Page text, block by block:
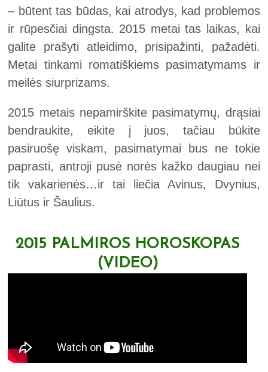
– būtent tas būdas, kai atrodys, kad problemos
ir rūpesčiai dingsta. 2015 metai tas laikas, kai
galite prašyti atleidimo, prisipažinti, pažadėti.
Metai tinkami romatiškiems pasimatymams ir
meilės siurprizams.
2015 metais nepamirškite pasimatymų, drąsiai
bendraukite, eikite į juos, tačiau būkite
pasiruošę viskam, pasimatymai bus ne tokie
paprasti, antroji pusė norės kažko daugiau nei
tik vakarienės…ir tai liečia Avinus, Dvynius,
Liūtus ir Šaulius.
2015 PALMIROS HOROSKOPAS
(VIDEO)